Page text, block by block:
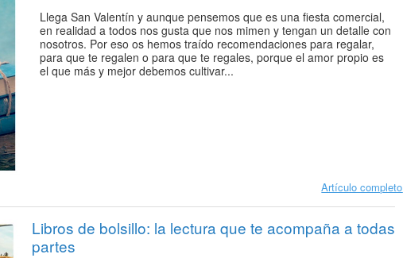
Llega San Valentín y aunque pensemos que es una fiesta comercial,
en realidad a todos nos gusta que nos mimen y tengan un detalle con
nosotros. Por eso os hemos traído recomendaciones para regalar,
para que te regalen o para que te regales, porque el amor propio es
el que más y mejor debemos cultivar...
Artículo completo
Libros de bolsillo: la lectura que te acompaña a todas
partes